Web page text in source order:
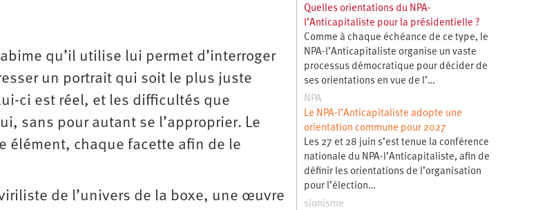
qu’il utilise lui permet d’interroger
un portrait qui soit le plus juste
ci est réel, et les difficultés que
sans pour autant se l’approprier. Le
élément, chaque facette afin de le
de l’univers de la boxe, une œuvre
Quelles orientations du NPA-
l’Anticapitaliste pour la présidentielle ?
Comme à chaque échéance de ce type, le
NPA-l’Anticapitaliste organise un vaste
processus démocratique pour décider de
ses orientations en vue de l’…
NPA
Le NPA-l’Anticapitaliste adopte une
orientation commune pour 2027
Les 27 et 28 juin s’est tenue la conférence
nationale du NPA-l’Anticapitaliste, afin de
définir les orientations de l’organisation
pour l’élection…
sionisme